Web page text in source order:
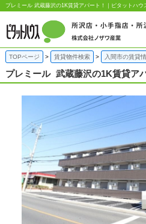
プレミール 武蔵藤沢の1K賃貸アパート！｜ピタットハ
TOPページ 賃貸物件検索 入間市の賃貸
プレミール 武蔵藤沢の1K賃貸ア